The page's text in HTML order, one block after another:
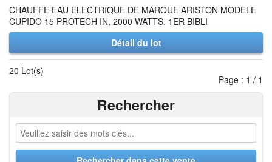
CHAUFFE EAU ELECTRIQUE DE MARQUE ARISTON MODELE
CUPIDO 15 PROTECH IN, 2000 WATTS. 1ER BIBLI
Détail du lot
20 Lot(s)
Page : 1 / 1
Rechercher